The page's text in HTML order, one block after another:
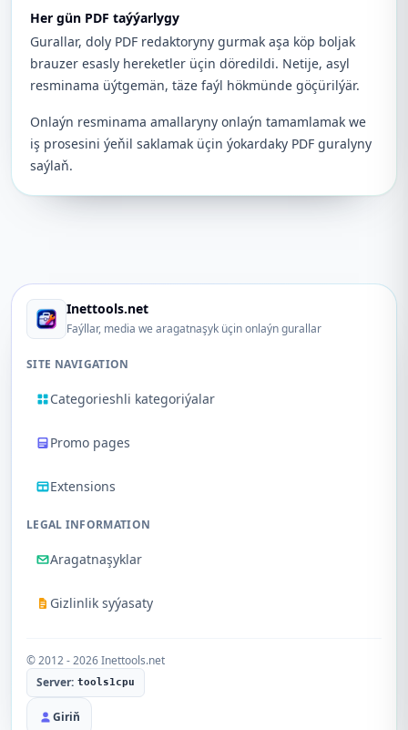
Her gün PDF taýýarlygy
Gurallar, doly PDF redaktoryny gurmak aşa köp boljak
brauzer esasly hereketler üçin döredildi. Netije, asyl
resminama üýtgemän, täze faýl hökmünde göçürilýär.
Onlaýn resminama amallaryny onlaýn tamamlamak we
iş prosesini ýeňil saklamak üçin ýokardaky PDF guralyny
saýlaň.
Inettools.net
Faýllar, media we aragatnaşyk üçin onlaýn gurallar
SITE NAVIGATION
Categorieshli kategoriýalar
Promo pages
Extensions
LEGAL INFORMATION
Aragatnaşyklar
Gizlinlik syýasaty
© 2012 - 2026 Inettools.net
Server: tools1cpu
Giriň